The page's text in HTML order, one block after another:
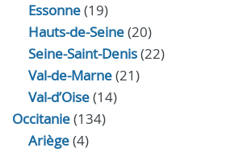
Essonne(19)
Hauts-de-Seine(20)
Seine-Saint-Denis(22)
Val-de-Marne(21)
Val-d’Oise(14)
Occitanie(134)
Ariège(4)